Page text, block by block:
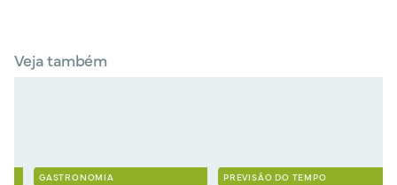
Veja também
GASTRONOMIA PREVISÃO DO TEMPO